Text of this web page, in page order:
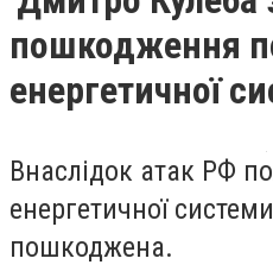
пошкодження
енергетичної
Внаслідок атак РФ
енергетичної
пошкоджена.